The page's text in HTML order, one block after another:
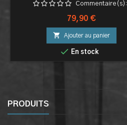
Commentaire(s):
Prix
79,90 €
 Ajouter au panier
 En stock
PRODUITS